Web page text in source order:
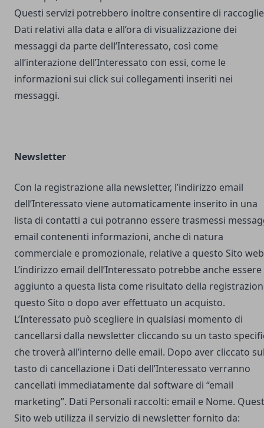
Questi servizi potrebbero inoltre consentire di
Dati relativi alla data e all’ora di visualizzazione dei
messaggi da parte dell’Interessato, così come
all’interazione dell’Interessato con essi, come le
informazioni sui click sui collegamenti inseriti nei
messaggi.
Newsletter
Con la registrazione alla newsletter, l’indirizzo email
dell’Interessato viene automaticamente inserito in una
lista di contatti a cui potranno essere trasmessi
email contenenti informazioni, anche di natura
commerciale e promozionale, relative a questo Sito
L’indirizzo email dell’Interessato potrebbe anche essere
aggiunto a questa lista come risultato della
questo Sito o dopo aver effettuato un acquisto.
L’Interessato può scegliere in qualsiasi momento di
cancellarsi dalla newsletter cliccando su un tasto
che troverà all’interno delle email. Dopo aver cliccato
tasto di cancellazione i Dati dell’Interessato verranno
cancellati immediatamente dal software di “email
marketing”. Dati Personali raccolti: email e Nome.
Sito web utilizza il servizio di newsletter fornito da: